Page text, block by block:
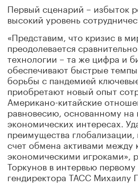
Первый сценарий – избыток
высокий уровень
«Представим, что кризис в
преодолевается
технологии – та же цифра и
обеспечивают быстрые
борьбы с пандемией
приобретают новый опыт
Американо-китайские
равновесию, основанному на
экономических интересах.
преимущества глобализации,
счет обмена активами
экономическими игроками»,
Торкунов в интервью
гендиректора ТАСС Михаилу